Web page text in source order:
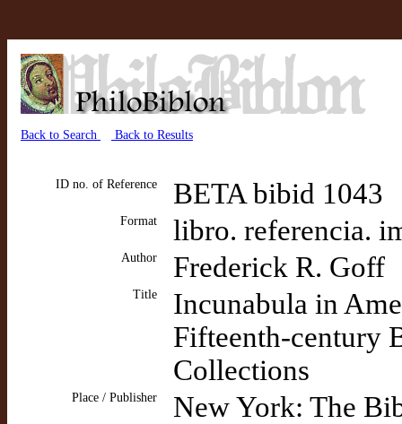
Back to Search Back to Results
ID no. of Reference BETA bibid 1043
Format libro. referencia.
Author Frederick R. Goff
Title
Incunabula in
Fifteenth-century
Collections
Place / Publisher New York: The